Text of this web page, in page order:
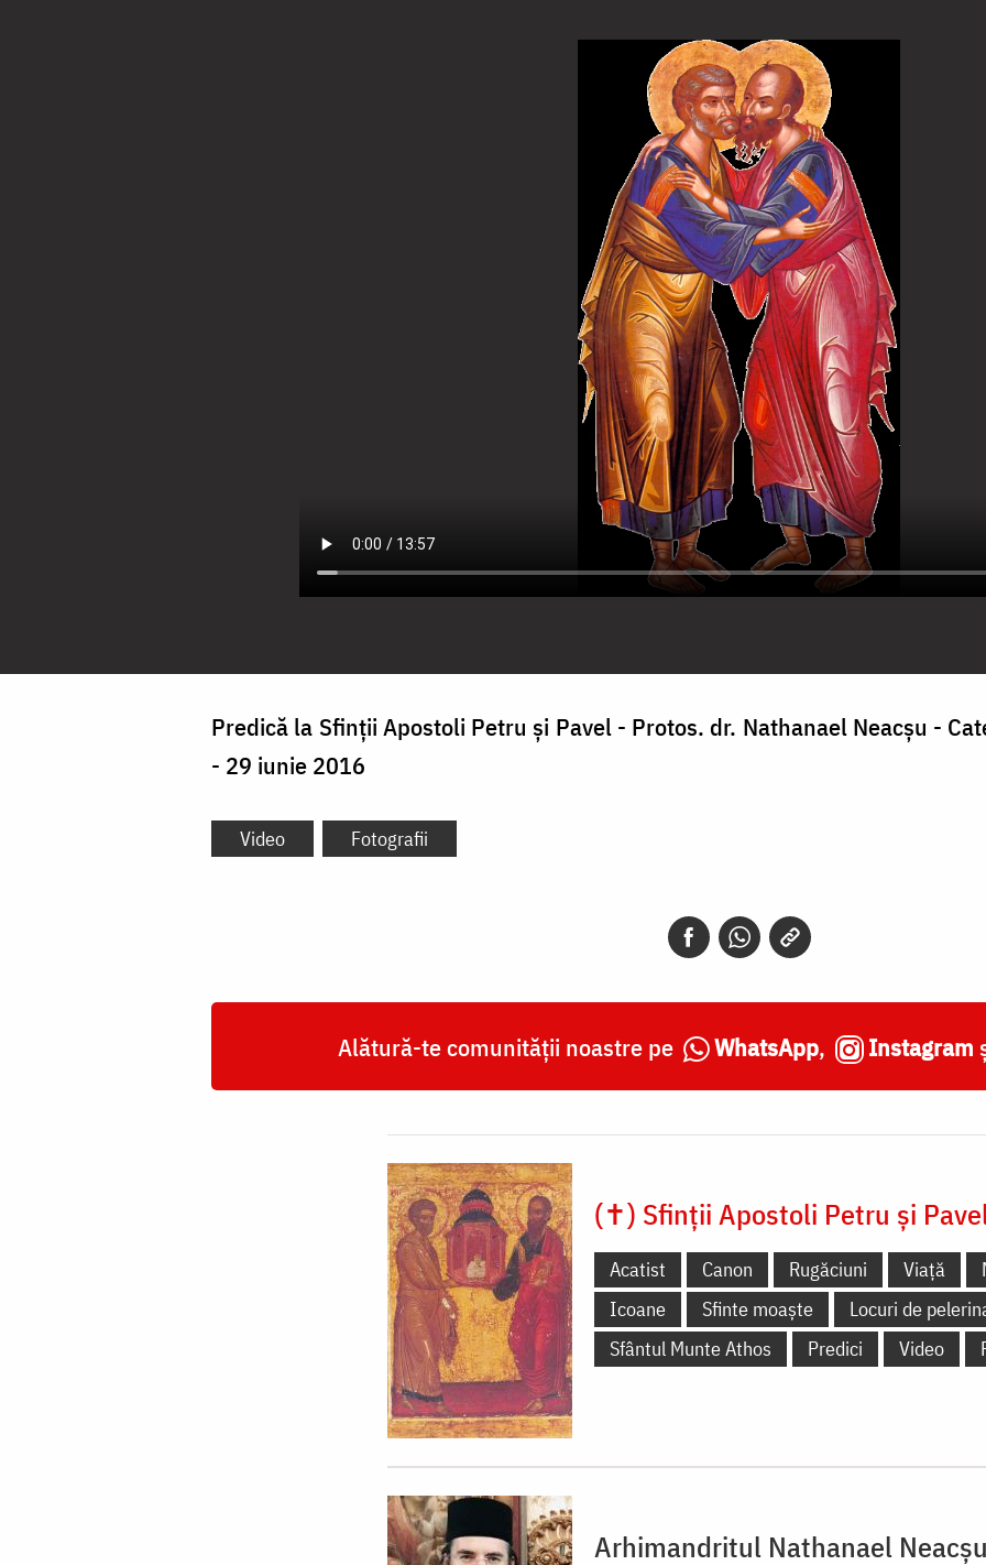
Predică la Sfinţii Apostoli Petru şi Pavel - Protos. dr. Nathanael Neacşu -
- 29 iunie 2016
Video Fotografii
Alătură-te comunității noastre pe WhatsApp, Instagram
(✝) Sfinții Apostoli Petru și
Acatist Canon Rugăciuni Viață
Icoane
Sfinte moaște
Locuri de
Sfântul Munte Athos
Predici Video
Arhimandritul Nathanael Neacşu